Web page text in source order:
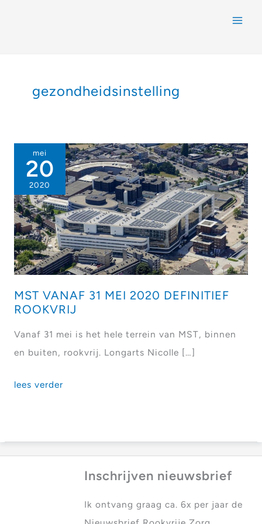
gezondheidsinstelling
mei
20
2020
MST VANAF 31 MEI 2020 DEFINITIEF
ROOKVRIJ
Vanaf 31 mei is het hele terrein van MST, binnen
en buiten, rookvrij. Longarts Nicolle […]
MST
2020
lees verder
Inschrijven nieuwsbrief
Ik ontvang graag ca. 6x per jaar de